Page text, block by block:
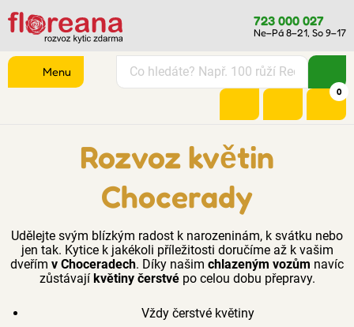
723 000 027
Ne–Pá 8–21, So 9–17
0
Menu
Rozvoz květin
Chocerady
Udělejte svým blízkým radost k narozeninám, k svátku nebo
jen tak. Kytice k jakékoli příležitosti doručíme až k vašim
dveřím v Choceradech. Díky našim chlazeným vozům navíc
zůstávají květiny čerstvépo celou dobu přepravy.
Vždy čerstvé květiny